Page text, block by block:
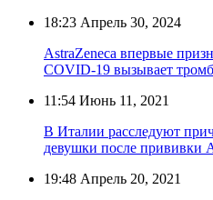
18:23 Апрель 30, 2024
AstraZeneca впервые
COVID-19 вызывает
11:54 Июнь 11, 2021
В Италии расследуют
девушки после прививки
19:48 Апрель 20, 2021